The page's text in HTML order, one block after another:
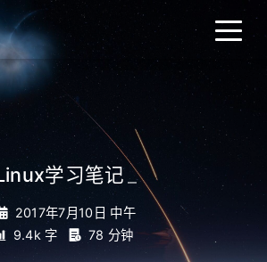
学习笔记 _
2017年7月10日 中午
9.4k 字
78 分钟